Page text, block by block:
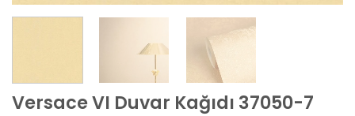
Versace VI Duvar Kağıdı 37050-7